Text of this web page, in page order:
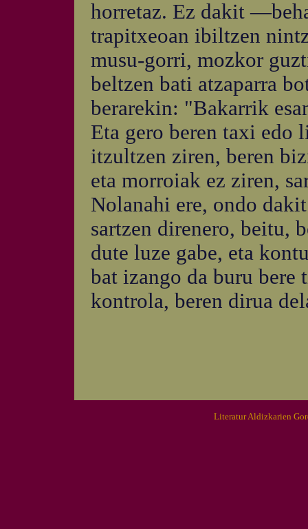
horretaz. Ez dakit
trapitxeoan ibiltzen
musu-gorri, mozkor
beltzen bati atzaparra
berarekin: "Bakarrik
Eta gero beren taxi edo
itzultzen ziren, beren
eta morroiak ez ziren,
Nolanahi ere, ondo
sartzen direnero, beitu,
dute luze gabe, eta
bat izango da buru bere
kontrola, beren dirua
Literatur Aldizkarien